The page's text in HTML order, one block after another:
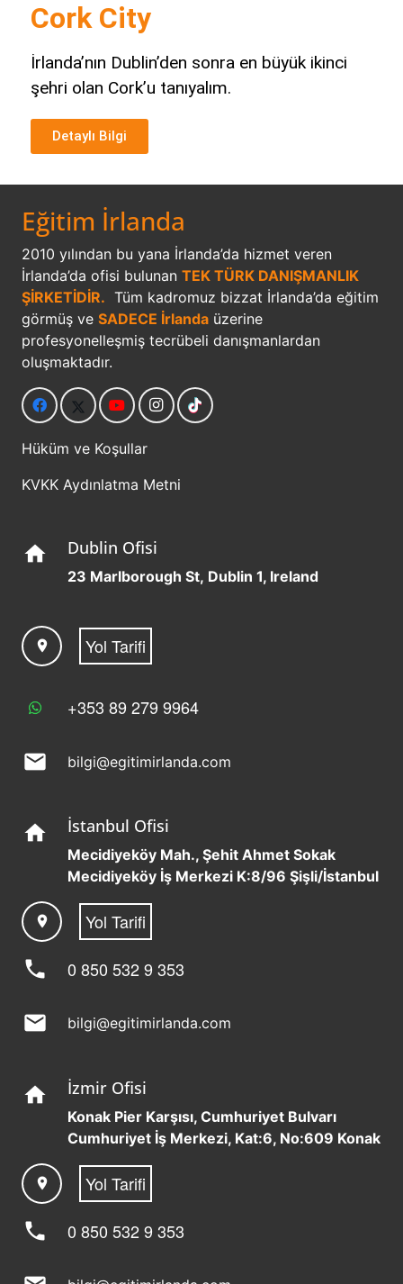
Cork City
İrlanda’nın Dublin’den sonra en büyük ikinci
şehri olan Cork’u tanıyalım.
Detaylı Bilgi
Eğitim İrlanda
2010 yılından bu yana İrlanda’da hizmet veren
İrlanda’da ofisi bulunan TEK TÜRK DANIŞMANLIK
ŞİRKETİDİR. Tüm kadromuz bizzat İrlanda’da eğitim
görmüş ve SADECE İrlanda üzerine
profesyonelleşmiş tecrübeli danışmanlardan
oluşmaktadır.
Hüküm ve Koşullar
KVKK Aydınlatma Metni
home Dublin Ofisi
23 Marlborough St, Dublin 1, Ireland
location_on Yol Tarifi
+353 89 279 9964
mail bilgi@egitimirlanda.com
home İstanbul Ofisi
Mecidiyeköy Mah., Şehit Ahmet Sokak
Mecidiyeköy İş Merkezi K:8/96 Şişli/İstanbul
location_on Yol Tarifi
phone 0 850 532 9 353
mail bilgi@egitimirlanda.com
home İzmir Ofisi
Konak Pier Karşısı, Cumhuriyet Bulvarı
Cumhuriyet İş Merkezi, Kat:6, No:609 Konak
location_on Yol Tarifi
phone 0 850 532 9 353